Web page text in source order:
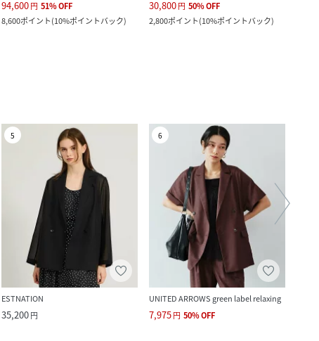
94,600円 51%OFF
8,600ポイント(10%ポイントバック)
30,800円 50%OFF
2,800ポイント(10%ポイントバック)
5
ESTNATION
35,200円
6
UNITED ARROWS green label relaxing
7,975円 50%OFF